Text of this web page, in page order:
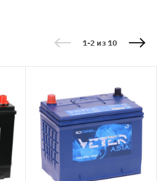
1-2 из 10